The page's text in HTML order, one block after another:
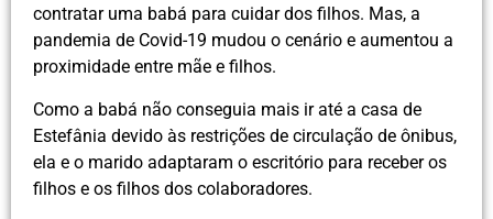
contratar uma babá para cuidar dos filhos. Mas, a
pandemia de Covid-19 mudou o cenário e aumentou a
proximidade entre mãe e filhos.
Como a babá não conseguia mais ir até a casa de
Estefânia devido às restrições de circulação de ônibus,
ela e o marido adaptaram o escritório para receber os
filhos e os filhos dos colaboradores.